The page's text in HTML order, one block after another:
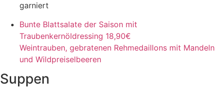
garniert
Bunte Blattsalate der Saison mit
Traubenkernöldressing 18,90€
Weintrauben, gebratenen Rehmedaillons mit Mandeln
und Wildpreiselbeeren
Suppen